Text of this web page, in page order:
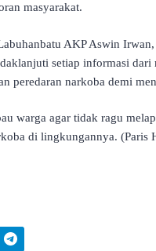
masyarakat.
AKP Aswin
setiap informasi dari
peredaran narkoba demi
warga agar tidak ragu
di lingkungannya. (Paris